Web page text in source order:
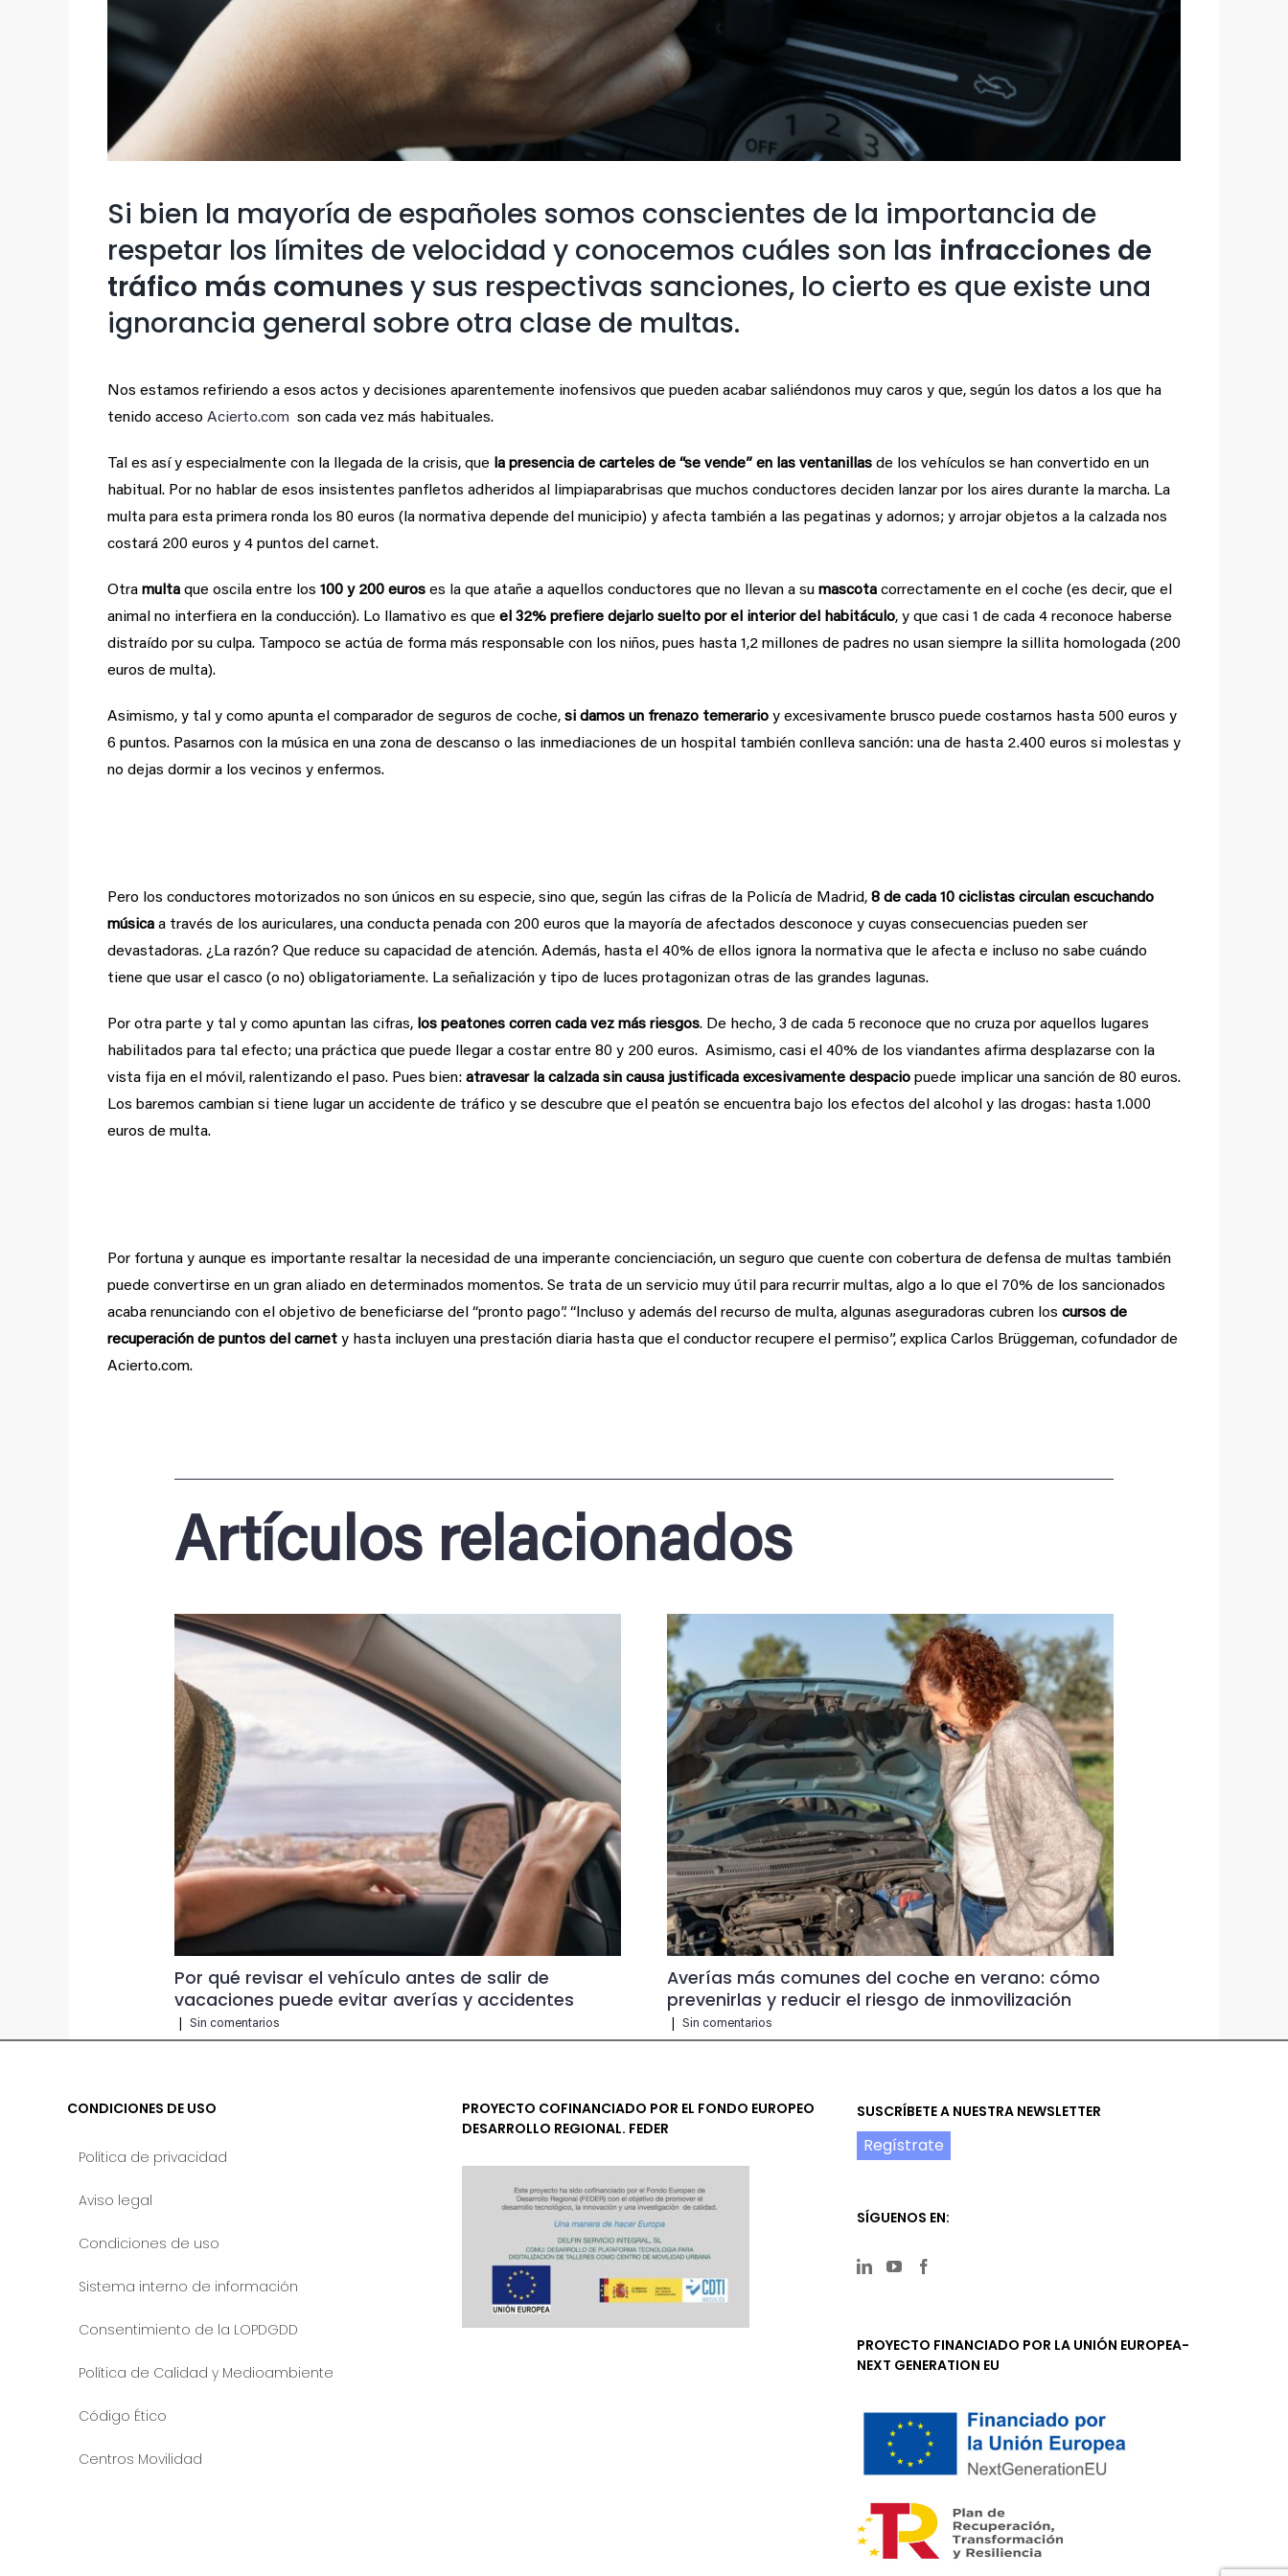
Si bien la mayoría de españoles somos conscientes de la importancia de
respetar los límites de velocidad y conocemos cuáles son las infracciones de
tráfico más comunes y sus respectivas sanciones, lo cierto es que existe una
ignorancia general sobre otra clase de multas.
Nos estamos refiriendo a esos actos y decisiones aparentemente inofensivos que pueden acabar saliéndonos muy caros y que, según los datos a los que ha
tenido acceso Acierto.com son cada vez más habituales.
Tal es así y especialmente con la llegada de la crisis, que la presencia de carteles de “se vende” en las ventanillas de los vehículos se han convertido en un
habitual. Por no hablar de esos insistentes panfletos adheridos al limpiaparabrisas que muchos conductores deciden lanzar por los aires durante la marcha. La
multa para esta primera ronda los 80 euros (la normativa depende del municipio) y afecta también a las pegatinas y adornos; y arrojar objetos a la calzada nos
costará 200 euros y 4 puntos del carnet.
Otra multa que oscila entre los 100 y 200 euros es la que atañe a aquellos conductores que no llevan a su mascota correctamente en el coche (es decir, que el
animal no interfiera en la conducción). Lo llamativo es que el 32% prefiere dejarlo suelto por el interior del habitáculo, y que casi 1 de cada 4 reconoce haberse
distraído por su culpa. Tampoco se actúa de forma más responsable con los niños, pues hasta 1,2 millones de padres no usan siempre la sillita homologada (200
euros de multa).
Asimismo, y tal y como apunta el comparador de seguros de coche, si damos un frenazo temerario y excesivamente brusco puede costarnos hasta 500 euros y
6 puntos. Pasarnos con la música en una zona de descanso o las inmediaciones de un hospital también conlleva sanción: una de hasta 2.400 euros si molestas y
no dejas dormir a los vecinos y enfermos.
Pero los conductores motorizados no son únicos en su especie, sino que, según las cifras de la Policía de Madrid, 8 de cada 10 ciclistas circulan escuchando
música a través de los auriculares, una conducta penada con 200 euros que la mayoría de afectados desconoce y cuyas consecuencias pueden ser
devastadoras. ¿La razón? Que reduce su capacidad de atención. Además, hasta el 40% de ellos ignora la normativa que le afecta e incluso no sabe cuándo
tiene que usar el casco (o no) obligatoriamente. La señalización y tipo de luces protagonizan otras de las grandes lagunas.
Por otra parte y tal y como apuntan las cifras, los peatones corren cada vez más riesgos. De hecho, 3 de cada 5 reconoce que no cruza por aquellos lugares
habilitados para tal efecto; una práctica que puede llegar a costar entre 80 y 200 euros. Asimismo, casi el 40% de los viandantes afirma desplazarse con la
vista fija en el móvil, ralentizando el paso. Pues bien: atravesar la calzada sin causa justificada excesivamente despacio puede implicar una sanción de 80 euros.
Los baremos cambian si tiene lugar un accidente de tráfico y se descubre que el peatón se encuentra bajo los efectos del alcohol y las drogas: hasta 1.000
euros de multa.
Por fortuna y aunque es importante resaltar la necesidad de una imperante concienciación, un seguro que cuente con cobertura de defensa de multas también
puede convertirse en un gran aliado en determinados momentos. Se trata de un servicio muy útil para recurrir multas, algo a lo que el 70% de los sancionados
acaba renunciando con el objetivo de beneficiarse del “pronto pago”. “Incluso y además del recurso de multa, algunas aseguradoras cubren los cursos de
recuperación de puntos del carnet y hasta incluyen una prestación diaria hasta que el conductor recupere el permiso”, explica Carlos Brüggeman, cofundador de
Acierto.com.
Artículos relacionados
Por qué revisar el vehículo antes de salir de
vacaciones puede evitar averías y accidentes
Sin comentarios
Averías más comunes del coche en verano: cómo
prevenirlas y reducir el riesgo de inmovilización
Sin comentarios
CONDICIONES DE USO
Política de privacidad
Aviso legal
Condiciones de uso
Sistema interno de información
Consentimiento de la LOPDGDD
Política de Calidad y Medioambiente
Código Ético
Centros Movilidad
PROYECTO COFINANCIADO POR EL FONDO EUROPEO
DESARROLLO REGIONAL. FEDER
SUSCRÍBETE A NUESTRA NEWSLETTER
Regístrate
SÍGUENOS EN:
PROYECTO FINANCIADO POR LA UNIÓN EUROPEA-
NEXT GENERATION EU